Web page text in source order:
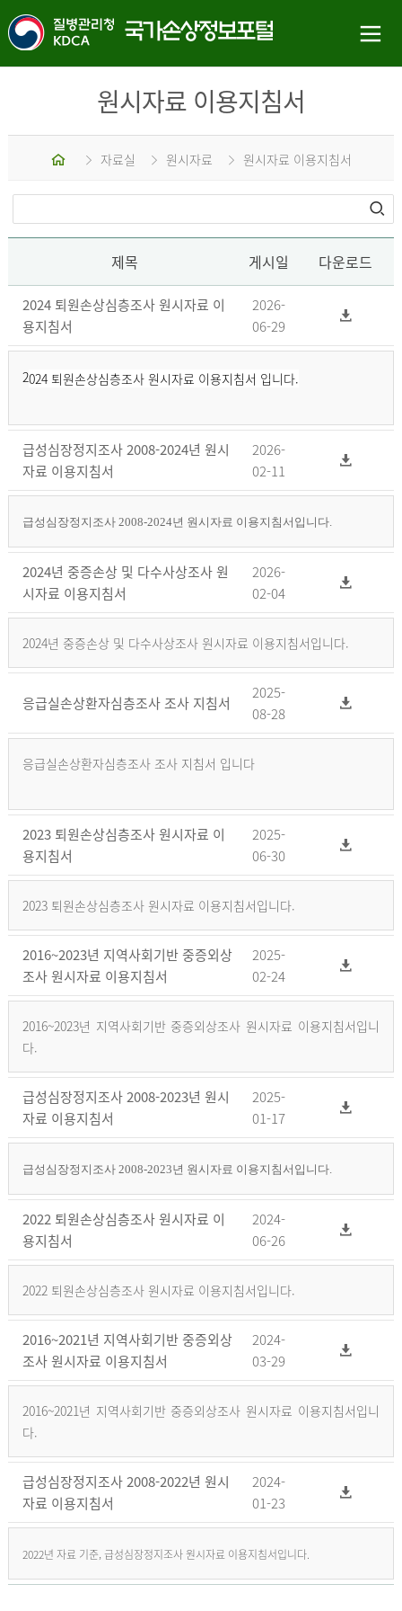
원시자료 이용지침서
홈 자료실 원시자료 원시자료 이용지침서
제목 게시일 다운로드
2024 퇴원손상심층조사 원시자료 이
용지침서
2026-
06-29
2024 퇴원손상심층조사 원시자료 이용지침서 입니다.
급성심장정지조사 2008-2024년 원시
자료 이용지침서
2026-
02-11
급성심장정지조사 2008-2024년 원시자료 이용지침서입니다.
2024년 중증손상 및 다수사상조사 원
시자료 이용지침서
2026-
02-04
2024년 중증손상 및 다수사상조사 원시자료 이용지침서입니다.
응급실손상환자심층조사 조사 지침서
2025-
08-28
응급실손상환자심층조사 조사 지침서 입니다
2023 퇴원손상심층조사 원시자료 이
용지침서
2025-
06-30
2023 퇴원손상심층조사 원시자료 이용지침서입니다.
2016~2023년 지역사회기반 중증외상
조사 원시자료 이용지침서
2025-
02-24
2016~2023년 지역사회기반 중증외상조사 원시자료 이용지침서입니
다.
급성심장정지조사 2008-2023년 원시
자료 이용지침서
2025-
01-17
급성심장정지조사 2008-2023년 원시자료 이용지침서입니다.
2022 퇴원손상심층조사 원시자료 이
용지침서
2024-
06-26
2022 퇴원손상심층조사 원시자료 이용지침서입니다.
2016~2021년 지역사회기반 중증외상
조사 원시자료 이용지침서
2024-
03-29
2016~2021년 지역사회기반 중증외상조사 원시자료 이용지침서입니
다.
급성심장정지조사 2008-2022년 원시
자료 이용지침서
2024-
01-23
2022년 자료 기준, 급성심장정지조사 원시자료 이용지침서입니다.